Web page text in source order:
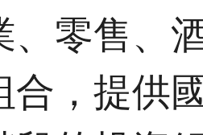
、零售、
合，提供